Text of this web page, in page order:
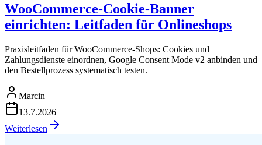
WooCommerce-Cookie-Banner
einrichten: Leitfaden für Onlineshops
Praxisleitfaden für WooCommerce-Shops: Cookies und
Zahlungsdienste einordnen, Google Consent Mode v2 anbinden und
den Bestellprozess systematisch testen.
Marcin
13.7.2026
Weiterlesen